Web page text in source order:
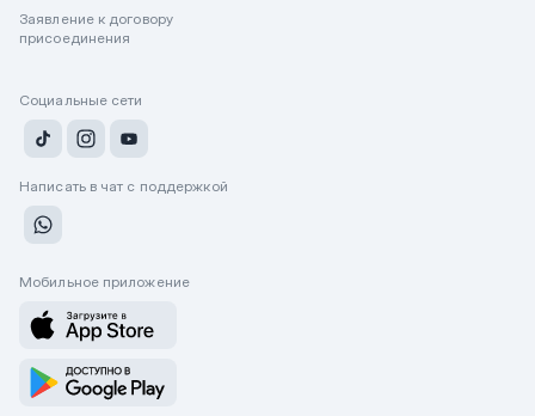
Заявление к договору
присоединения
Социальные сети
Написать в чат с поддержкой
Мобильное приложение